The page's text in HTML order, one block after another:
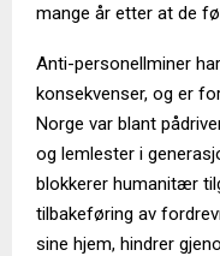
mange år etter at de
Anti-personellminer
konsekvenser, og er
Norge var blant
og lemlester i
blokkerer humanitær
tilbakeføring av
sine hjem, hindrer